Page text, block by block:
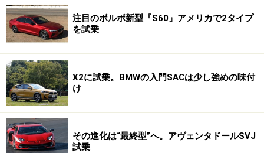
注目のボルボ新型『S60』アメリカで2タイプ
を試乗
X2に試乗。BMWの入門SACは少し強めの味付
け
その進化は“最終型”へ。アヴェンタドールSVJ
試乗